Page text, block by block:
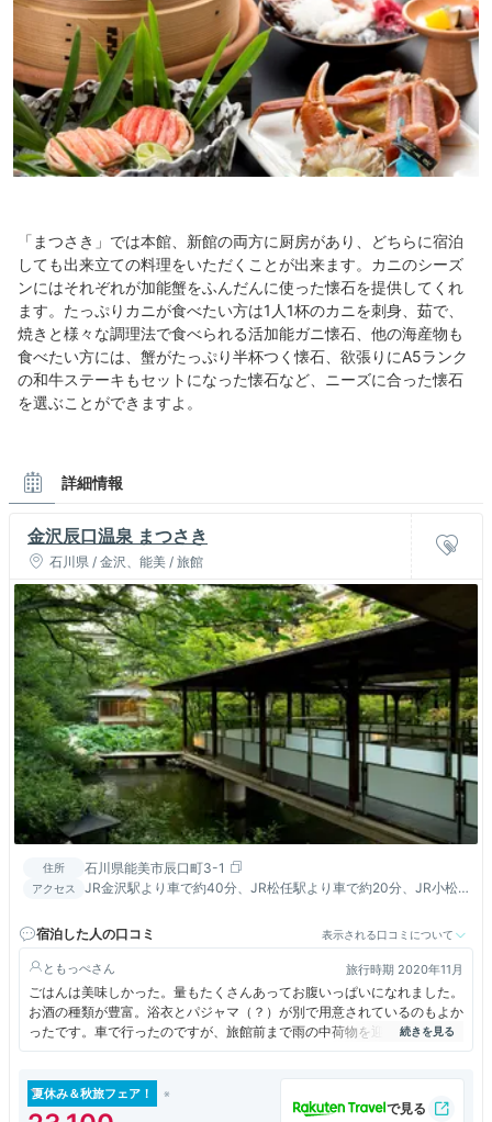
「まつさき」では本館、新館の両方に厨房があり、どちらに宿泊
しても出来立ての料理をいただくことが出来ます。カニのシーズ
ンにはそれぞれが加能蟹をふんだんに使った懐石を提供してくれ
ます。たっぷりカニが食べたい方は1人1杯のカニを刺身、茹で、
焼きと様々な調理法で食べられる活加能ガニ懐石、他の海産物も
食べたい方には、蟹がたっぷり半杯つく懐石、欲張りにA5ランク
の和牛ステーキもセットになった懐石など、ニーズに合った懐石
を選ぶことができますよ。
詳細情報
金沢辰口温泉 まつさき
石川県 / 金沢、能美 / 旅館
住所 石川県能美市辰口町3-1
アクセス
JR金沢駅より車で約40分、JR松任駅より車で約20分、JR小松
宿泊した人の口コミ
表示される口コミについて
ともっぺ 旅行時期 2020年11月
ごはんは美味しかった。量もたくさんあってお腹いっぱいになれました。
お酒の種類が豊富。浴衣とパジャマ（？）が別で用意されているのもよか
ったです。車で行ったのですが、旅館前まで雨の中荷物を迎えに来てくだ
さいました。ロビーに小さなお土産屋さんがあります。お風呂は2つあっ
夏休み＆秋旅フェア！